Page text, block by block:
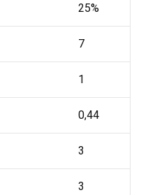
25%
7
1
0,44
3
3